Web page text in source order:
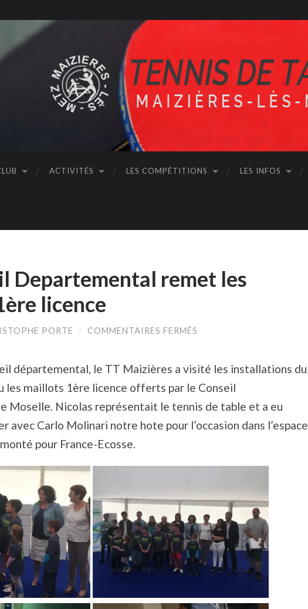
ACTIVITÉS LES COMPÉTITIONS LES INFOS
Departemental remet les
licence
PORTE / COMMENTAIRES FERMÉS
REMET
MAILLOTS
LICENCE
départemental, le TT Maizières a visité les installations du
les maillots 1ère licence offerts par le Conseil
Moselle. Nicolas représentait le tennis de table et a eu
avec Carlo Molinari notre hote pour l’occasion dans l’espace
pour France-Ecosse.